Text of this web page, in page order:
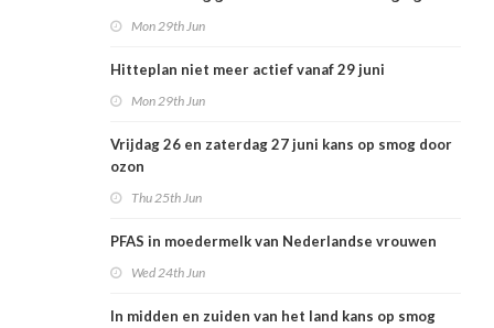
Mon 29th Jun
Hitteplan niet meer actief vanaf 29 juni
Mon 29th Jun
Vrijdag 26 en zaterdag 27 juni kans op smog door
ozon
Thu 25th Jun
PFAS in moedermelk van Nederlandse vrouwen
Wed 24th Jun
In midden en zuiden van het land kans op smog